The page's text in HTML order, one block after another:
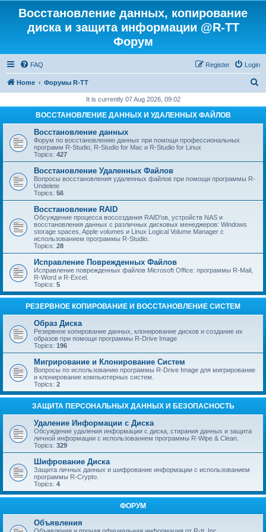
Восстановление данных, копирование
диска и защита информации @R-TT
Форум
FAQ Login
Register
Home Форумы R-TT
r
It is currently 07 Aug 2026, 09:02
ВОССТАНОВЛЕНИЕ ДАННЫХ И УДАЛЕННЫХ ФАЙЛОВ
Восстановление данных
Форум по восстановлению данных при помощи профессиональных
программ R-Studio, R-Studio for Mac и R-Studio for Linux
Topics: 427
Восстановление Удаленных Файлов
Вопросы восстановления удаленных файлов при помощи программы R-
Undelete
Topics: 56
Восстановление RAID
Обсуждение процесса воссоздания RAID'ов, устройств NAS и
восстановления данных с различных дисковых менеджеров: Windows
storage spaces, Apple volumes и Linux Logical Volume Manager с
использованием программы R-Studio.
Topics: 28
Исправление Поврежденных Файлов
Исправление поврежденных файлов Microsoft Office: программы R-Mail,
R-Word и R-Excel.
Topics: 5
РЕЗЕРВНОЕ КОПИРОВАНИЕ И ВОССТАНОВЛЕНИЕ СИСТЕМ
Образ Диска
Резервное копирование данных, клонирование дисков и создание их
образов при помощи программы R-Drive Image
Topics: 196
Мигрирование и Клонирование Систем
Вопросы по использованию программы R-Drive Image для мигрирование
и клонирование компьютерных систем.
Topics: 2
ЗАЩИТА ПЕРСОНАЛЬНЫХ ДАННЫХ И БЕЗОПАСНОСТЬ
Удаление Информации с Диска
Обсуждение удаления информации с диска, стирания данных и защита
личной информации с использованием программы R-Wipe & Clean.
Topics: 329
Шифрование Диска
Защита личных данных и шифрование информации с использованием
программы R-Crypto.
Topics: 4
ФОРУМ
Объявления